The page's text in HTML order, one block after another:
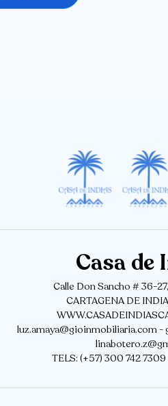
Casa de
Calle Don Sancho # 36-
CARTAGENA DE
luz.amaya@gioinmobiliaria.com
TELS: (+57) 300 742 7309